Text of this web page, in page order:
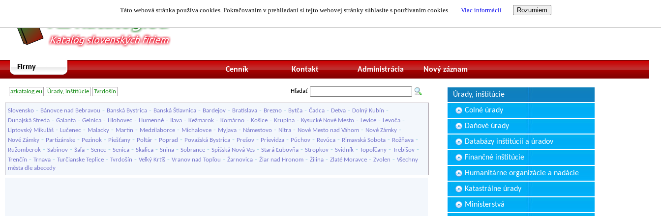
Táto webová stránka používa cookies. Pokračovaním v prehliadaní si tejto webovej stránky súhlasíte s používaním cookies. Viac informácií
Firmy Nový záznam
Administrácia
Kontakt
Cenník
azkatalog.eu Úrady, inštitúcie Tvrdošín Hľadať
Slovensko - Bánovce nad Bebravou - Banská Bystrica - Banská Štiavnica - Bardejov - Bratislava - Brezno - Bytča - Čadca - Detva - Dolný Kubín -
Dunajská Streda - Galanta - Gelnica - Hlohovec - Humenné - Ilava - Kežmarok - Komárno - Košice - Krupina - Kysucké Nové Mesto - Levice - Levoča -
Liptovský Mikuláš - Lučenec - Malacky - Martin - Medzilaborce - Michalovce - Myjava - Námestovo - Nitra - Nové Mesto nad Váhom - Nové Zámky -
Nové Zámky - Partizánske - Pezinok - Piešťany - Poltár - Poprad - Považská Bystrica - Prešov - Prievidza - Púchov - Revúca - Rimavská Sobota - Rožňava -
Ružomberok - Sabinov - Šaľa - Senec - Senica - Skalica - Snina - Sobrance - Spišská Nová Ves - Stará Ľubovňa - Stropkov - Svidník - Topoľčany - Trebišov -
Trenčín - Trnava - Turčianske Teplice - Tvrdošín - Veľký Krtíš - Vranov nad Topľou - Žarnovica - Žiar nad Hronom - Žilina - Zlaté Moravce - Zvolen - Všechny
města dle abecedy
Úrady, inštitúcie
Colné úrady
Daňové úrady
Databázy inštitúcií a úradov
Finančné inštitúcie
Humanitárne organizácie a nadácie
Katastrálne úrady
Ministerstvá